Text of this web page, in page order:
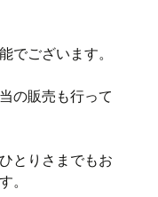
でございます。
の販売も行って
とりさまでもお
。